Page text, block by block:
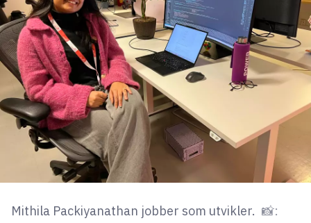
Mithila Packiyanathan jobber som utvikler. 📸: